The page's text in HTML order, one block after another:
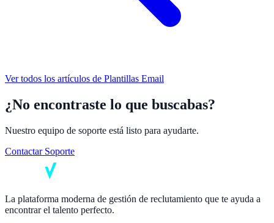
Ver todos los artículos de Plantillas Email
¿No encontraste lo que buscabas?
Nuestro equipo de soporte está listo para ayudarte.
Contactar Soporte
La plataforma moderna de gestión de reclutamiento que te ayuda a
encontrar el talento perfecto.